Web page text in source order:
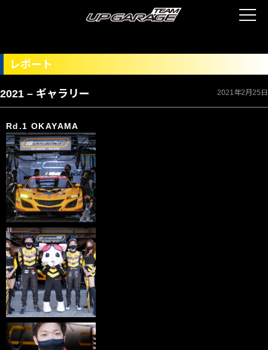
レポート
2021 – ギャラリー 2021年2月25日
Rd.1 OKAYAMA